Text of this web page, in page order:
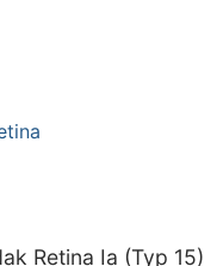
Retina Ia (Typ 15)